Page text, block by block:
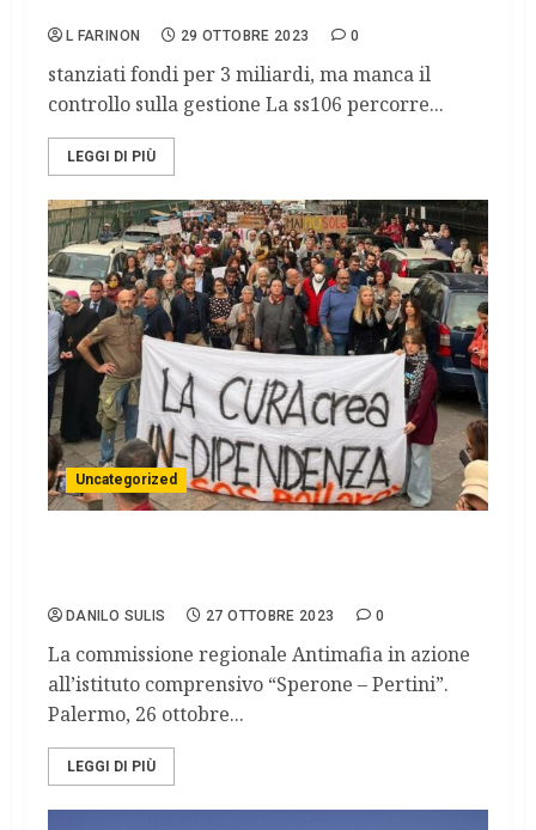
L FARINON 29 OTTOBRE 2023 0
stanziati fondi per 3 miliardi, ma manca il
controllo sulla gestione La ss106 percorre...
LEGGI DI PIÙ
Uncategorized
DANILO SULIS 27 OTTOBRE 2023 0
La commissione regionale Antimafia in azione
all’istituto comprensivo “Sperone – Pertini”.
Palermo, 26 ottobre...
LEGGI DI PIÙ